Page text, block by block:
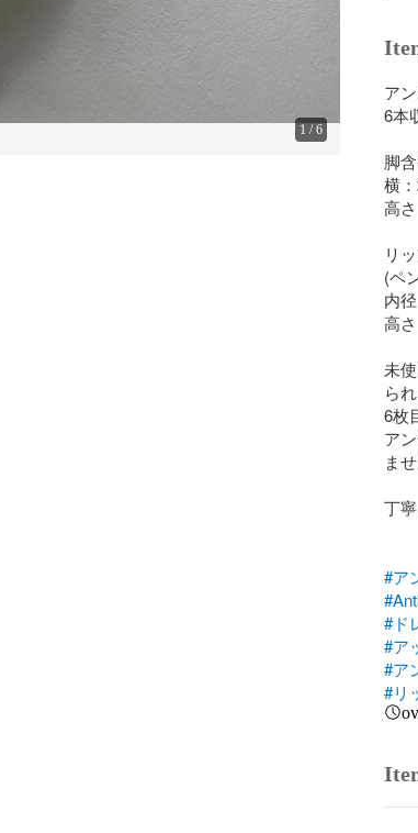
1 /6
ア
6本
脚
横
高
リ
(ペ
内
高
未
られ
6枚
ア
ま
丁
#ア
#ド
#ア
#ア
#リ